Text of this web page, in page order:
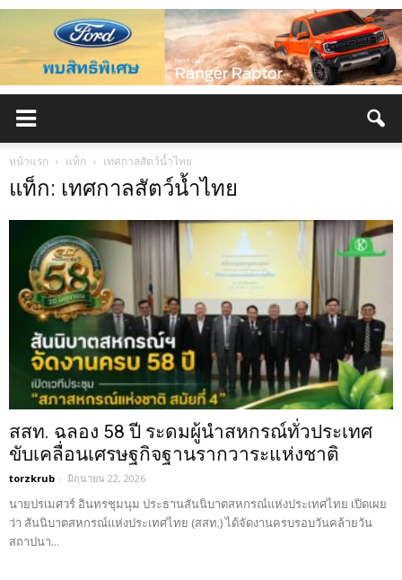
หน้าแรก แท็ก เทศกาลสัตว์น้ำไทย
แท็ก: เทศกาลสัตว์น้ำไทย
สสท. ฉลอง 58 ปี ระดมผู้นำสหกรณ์ทั่วประเทศ
ขับเคลื่อนเศรษฐกิจฐานรากวาระแห่งชาติ
torzkrub - มิถุนายน 22, 2026
นายปรเมศวร์ อินทรชุมนุม ประธานสันนิบาตสหกรณ์แห่งประเทศไทย เปิดเผย
ว่า สันนิบาตสหกรณ์แห่งประเทศไทย (สสท.) ได้จัดงานครบรอบวันคล้ายวัน
สถาปนา...